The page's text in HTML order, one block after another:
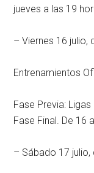
jueves a las 19
– Viernes 16 julio,
Entrenamientos
Fase Previa:
Fase Final. De 16
– Sábado 17 julio,